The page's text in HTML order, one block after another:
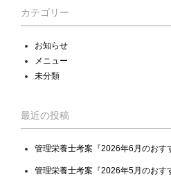
カテゴリー
お知らせ
メニュー
未分類
最近の投稿
管理栄養士考案『2026年6月のおす
管理栄養士考案『2026年5月のおす